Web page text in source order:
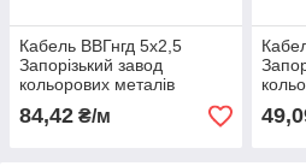
Кабель ВВГнгд 5х2,5
Запорізький завод
кольорових металів
84,42 ₴/м